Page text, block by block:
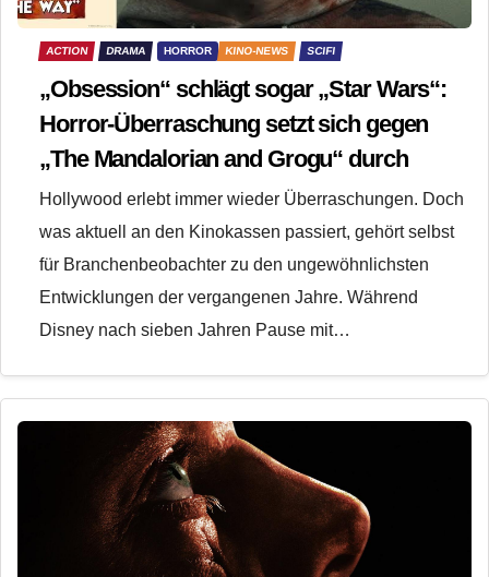
ACTION DRAMA HORROR KINO-NEWS SCIFI
„Obsession“ schlägt sogar „Star Wars“:
Horror-Überraschung setzt sich gegen
„The Mandalorian and Grogu“ durch
Hollywood erlebt immer wieder Überraschungen. Doch
was aktuell an den Kinokassen passiert, gehört selbst
für Branchenbeobachter zu den ungewöhnlichsten
Entwicklungen der vergangenen Jahre. Während
Disney nach sieben Jahren Pause mit…